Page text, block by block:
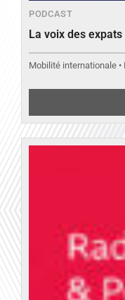
PODCAST
La voix des
Mobilité internationale •